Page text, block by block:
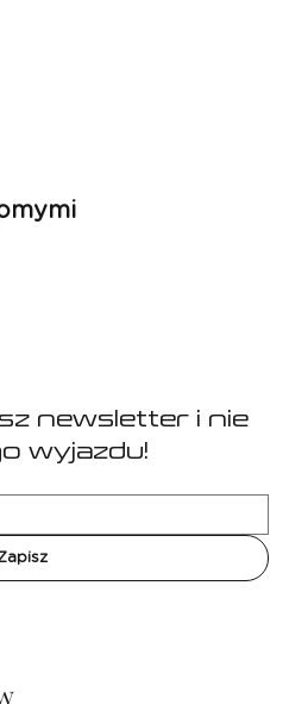
newsletter i nie
wyjazdu!